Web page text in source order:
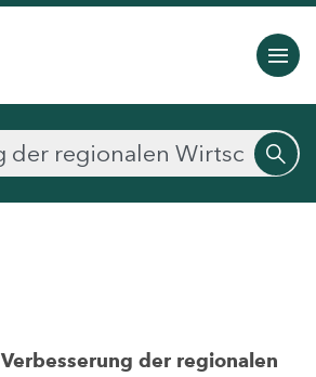
Verbesserung der regionalen